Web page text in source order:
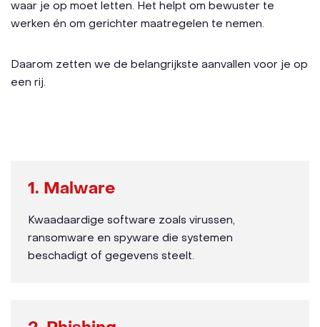
waar je op moet letten. Het helpt om bewuster te
werken én om gerichter maatregelen te nemen.
Daarom zetten we de belangrijkste aanvallen voor je op
een rij.
1. Malware
Kwaadaardige software zoals virussen,
ransomware en spyware die systemen
beschadigt of gegevens steelt.